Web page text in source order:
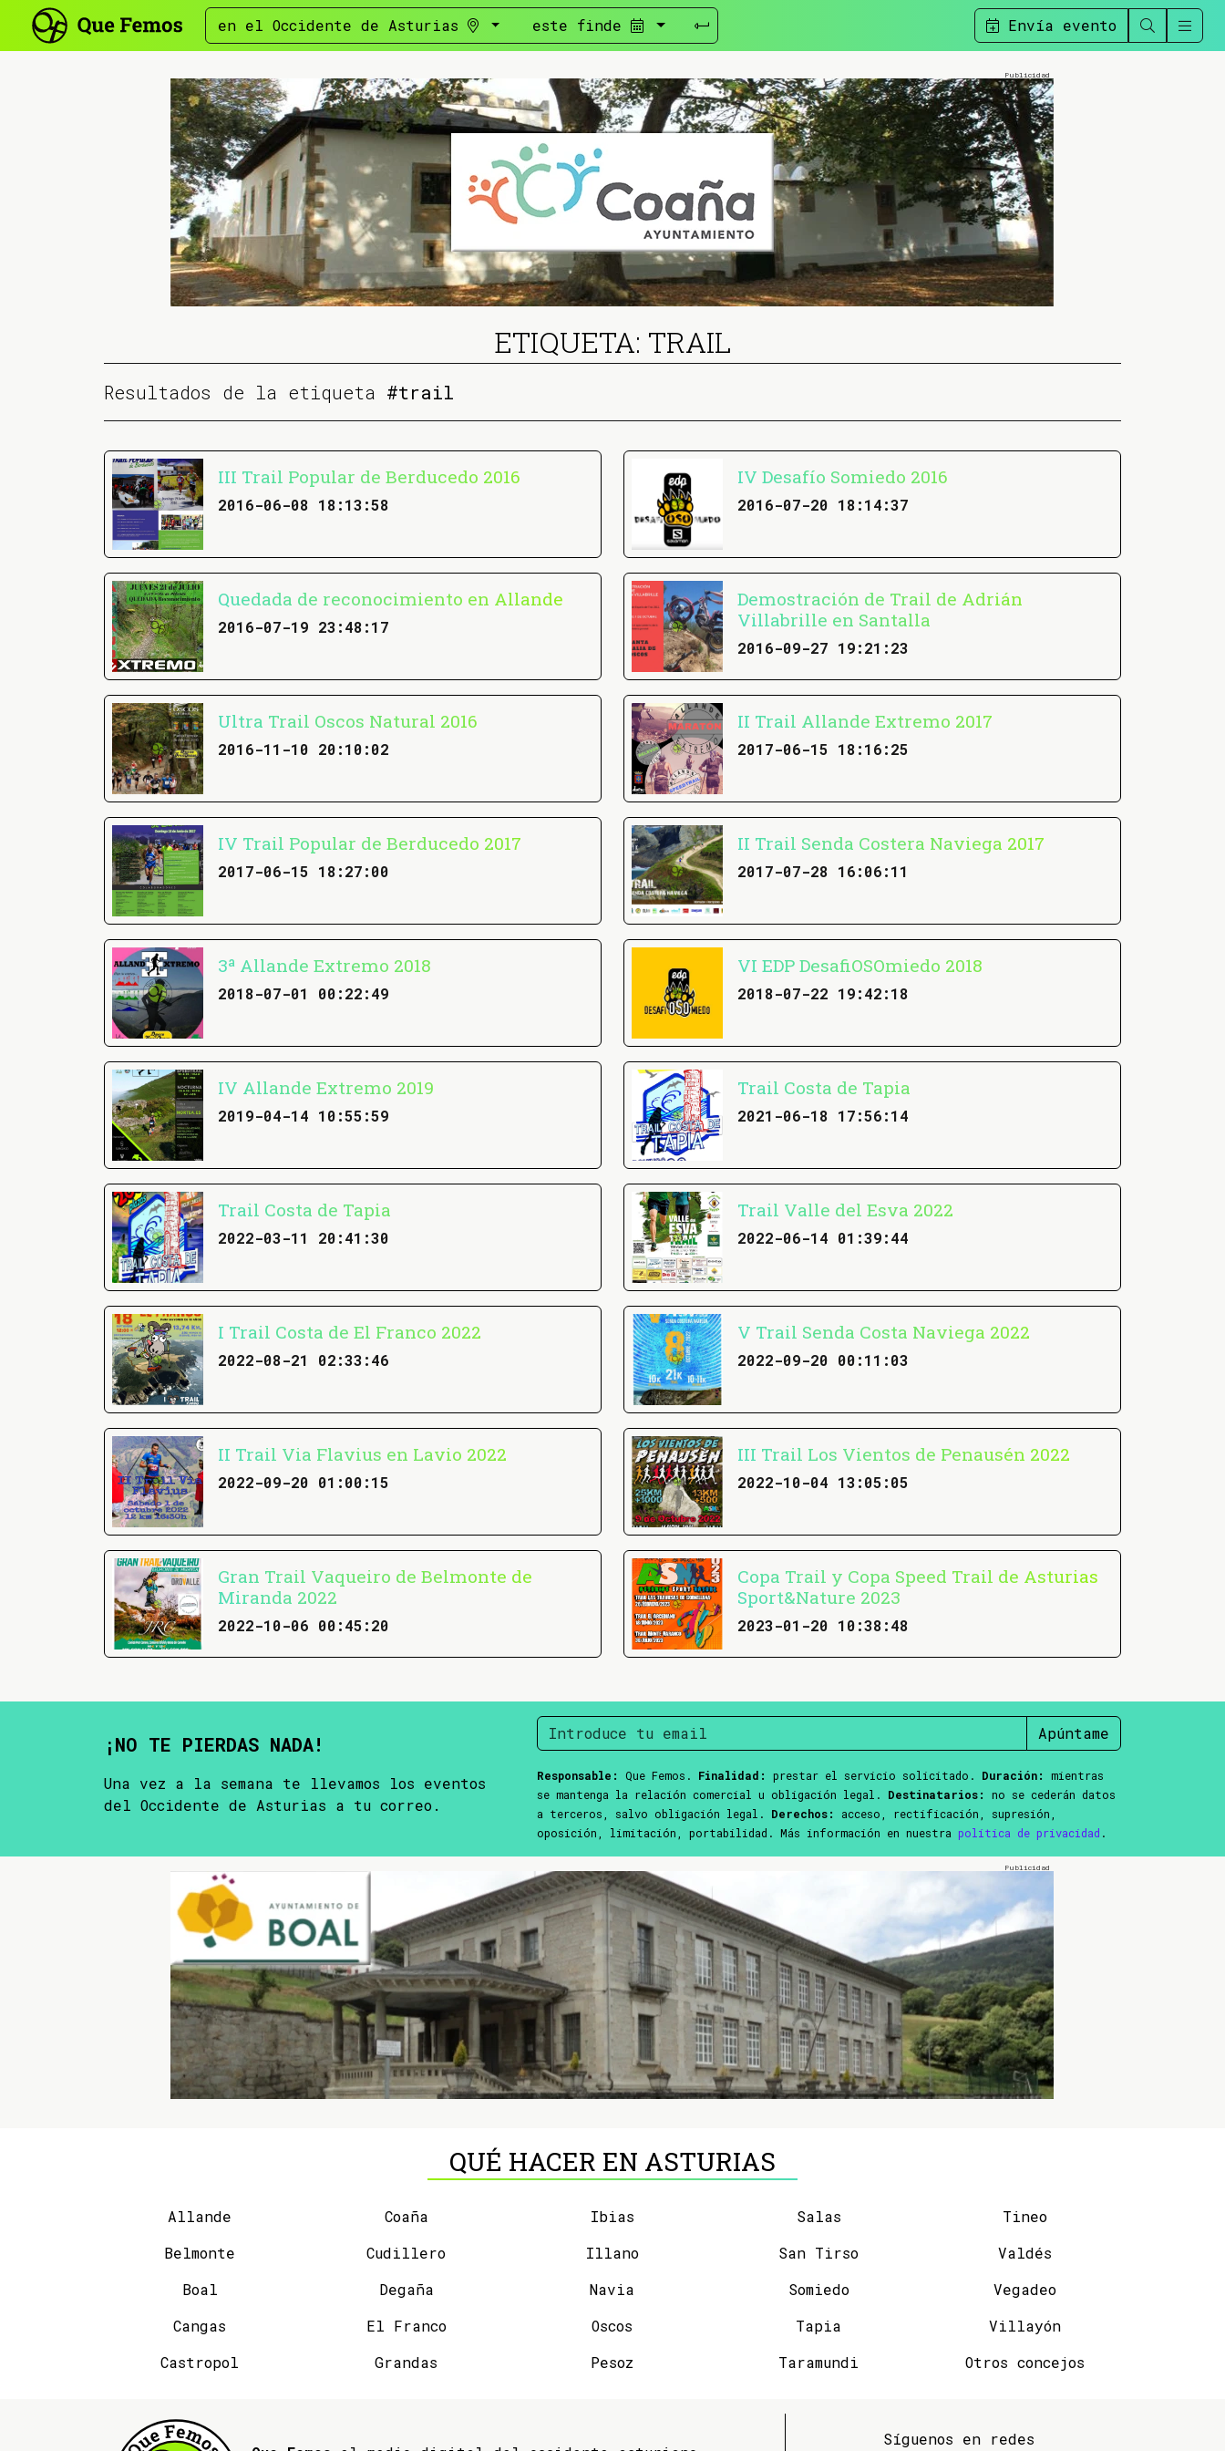
en el Occidente de Asturias este finde Envía evento
ETIQUETA: TRAIL
Resultados de la etiqueta #trail
III Trail Popular de Berducedo 2016
2016-06-08 18:13:58
IV Desafío Somiedo 2016
2016-07-20 18:14:37
Quedada de reconocimiento en Allande
2016-07-19 23:48:17
Demostración de Trail de Adrián
Villabrille en Santalla
2016-09-27 19:21:23
Ultra Trail Oscos Natural 2016
2016-11-10 20:10:02
II Trail Allande Extremo 2017
2017-06-15 18:16:25
IV Trail Popular de Berducedo 2017
2017-06-15 18:27:00
II Trail Senda Costera Naviega 2017
2017-07-28 16:06:11
3ª Allande Extremo 2018
2018-07-01 00:22:49
VI EDP DesafiOSOmiedo 2018
2018-07-22 19:42:18
IV Allande Extremo 2019
2019-04-14 10:55:59
Trail Costa de Tapia
2021-06-18 17:56:14
Trail Costa de Tapia
2022-03-11 20:41:30
Trail Valle del Esva 2022
2022-06-14 01:39:44
I Trail Costa de El Franco 2022
2022-08-21 02:33:46
V Trail Senda Costa Naviega 2022
2022-09-20 00:11:03
II Trail Via Flavius en Lavio 2022
2022-09-20 01:00:15
III Trail Los Vientos de Penausén 2022
2022-10-04 13:05:05
Gran Trail Vaqueiro de Belmonte de
Miranda 2022
2022-10-06 00:45:20
Copa Trail y Copa Speed Trail de Asturias
Sport&Nature 2023
2023-01-20 10:38:48
¡NO TE PIERDAS NADA!
Una vez a la semana te llevamos los eventos
del Occidente de Asturias a tu correo.
Apúntame
Responsable: Que Femos. Finalidad: prestar el servicio solicitado. Duración:
mientras
se mantenga la relación comercial u obligación legal. Destinatarios:
no se cederán datos
a terceros, salvo obligación legal. Derechos:
acceso, rectificación, supresión,
oposición, limitación, portabilidad. Más información en nuestra política de privacidad .
QUÉ HACER EN ASTURIAS
Allande
Belmonte
Boal
Cangas
Castropol
Coaña
Cudillero
Degaña
El Franco
Grandas
Ibias
Illano
Navia
Oscos
Pesoz
Salas
San Tirso
Somiedo
Tapia
Taramundi
Tineo
Valdés
Vegadeo
Villayón
Otros concejos
Síguenos en redes